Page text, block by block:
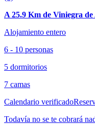
A 25.9 Km de Viniegra
Alojamiento entero
6 - 10 personas
5 dormitorios
7 camas
Calendario verificado
Todavía no se te cobrará